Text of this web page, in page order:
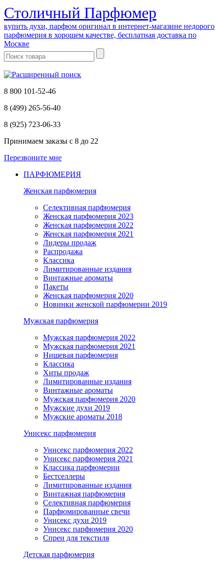
Cтоличный Парфюмер
купить духи, парфюм оригинал в интернет-магазине недорого
парфюмерия в хорошем качестве, бесплатная доставка по
Москве
8 800 101-52-46
8 (499) 265-56-40
8 (925) 723-06-33
Принимаем заказы с 8 до 22
Перезвоните мне
ПАРФЮМЕРИЯ
Женская парфюмерия
Селективная парфюмерия
Женская парфюмерия 2023
Женская парфюмерия 2022
Женская парфюмерия 2021
Лидеры продаж
Распродажа
Классика
Лимитированные издания
Винтажные ароматы
Пакеты
Женская парфюмерия 2020
Новинки женской парфюмерии 2019
Мужская парфюмерия
Мужская парфюмерия 2022
Мужская парфюмерия 2021
Нишевая парфюмерия
Классика
Хиты продаж
Лимитированные издания
Винтажные ароматы
Мужская парфюмерия 2020
Мужские духи 2019
Мужские ароматы 2018
Унисекс парфюмерия
Унисекс парфюмерия 2022
Унисекс парфюмерия 2021
Классика парфюмерии
Бестселлеры
Лимитированные издания
Винтажная парфюмерия
Селективная парфюмерия
Парфюмированные свечи
Унисекс духи 2019
Унисекс парфюмерия 2020
Спреи для текстиля
Детская парфюмерия